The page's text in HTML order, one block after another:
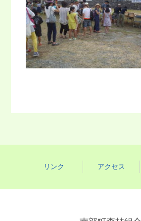
リンク アクセス